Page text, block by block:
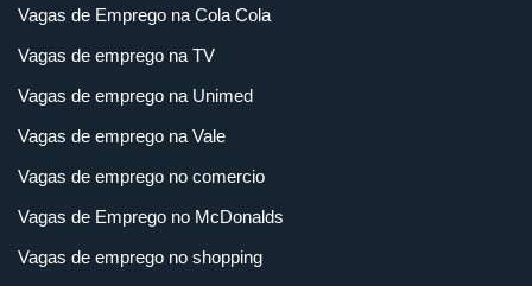
Vagas de Emprego na Cola Cola
Vagas de emprego na TV
Vagas de emprego na Unimed
Vagas de emprego na Vale
Vagas de emprego no comercio
Vagas de Emprego no McDonalds
Vagas de emprego no shopping